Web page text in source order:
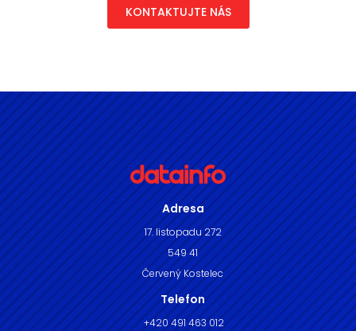
KONTAKTUJTE NÁS
Adresa
17. listopadu 272
549 41
Červený Kostelec
Telefon
+420 491 463 012